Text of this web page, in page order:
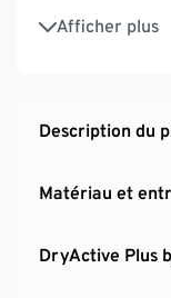
Afficher plus
1 poche
2 poches
Description du
Matériau et
DryActive Plus